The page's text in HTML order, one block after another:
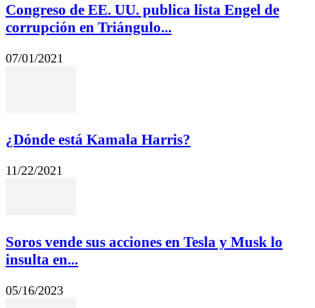
Congreso de EE. UU. publica lista Engel de
corrupción en Triángulo...
07/01/2021
¿Dónde está Kamala Harris?
11/22/2021
Soros vende sus acciones en Tesla y Musk lo
insulta en...
05/16/2023